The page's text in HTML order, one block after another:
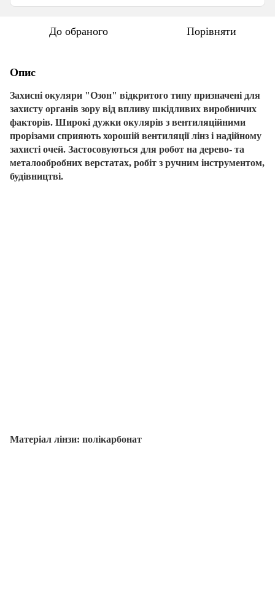
До обраного Порівняти
Опис
Захисні окуляри "Озон" відкритого типу призначені для
захисту органів зору від впливу шкідливих виробничих
факторів. Широкі дужки окулярів з вентиляційними
прорізами сприяють хорошій вентиляції лінз і надійному
захисті очей. Застосовуються для робот на дерево- та
металообробних верстатах, робіт з ручним інструментом,
будівництві.
Матеріал лінзи: полікарбонат